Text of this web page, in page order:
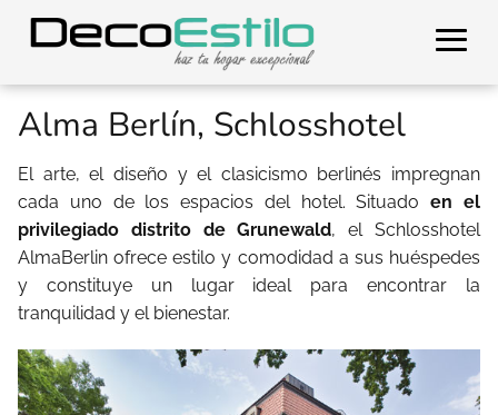
Alma Berlín, Schlosshotel
El arte, el diseño y el clasicismo berlinés impregnan
cada uno de los espacios del hotel. Situadoen el
privilegiado distrito de Grunewald, el Schlosshotel
AlmaBerlin ofrece estilo y comodidad a sus huéspedes
y constituye un lugar ideal para encontrar la
tranquilidad y el bienestar.